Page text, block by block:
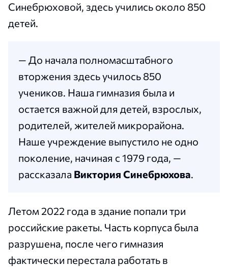
Синебрюховой, здесь учились около 850
детей.
— До начала полномасштабного
вторжения здесь училось 850
учеников. Наша гимназия была и
остается важной для детей, взрослых,
родителей, жителей микрорайона.
Наше учреждение выпустило не одно
поколение, начиная с 1979 года, —
рассказала Виктория Синебрюхова.
Летом 2022 года в здание попали три
российские ракеты. Часть корпуса была
разрушена, после чего гимназия
фактически перестала работать в